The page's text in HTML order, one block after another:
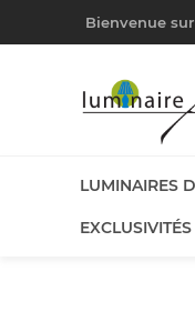
Bienvenue
LUMINAIRES
EXCLUSIVITÉS